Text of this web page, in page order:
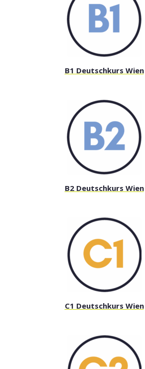
B1 Deutschkurs Wien
B2 Deutschkurs Wien
C1 Deutschkurs Wien